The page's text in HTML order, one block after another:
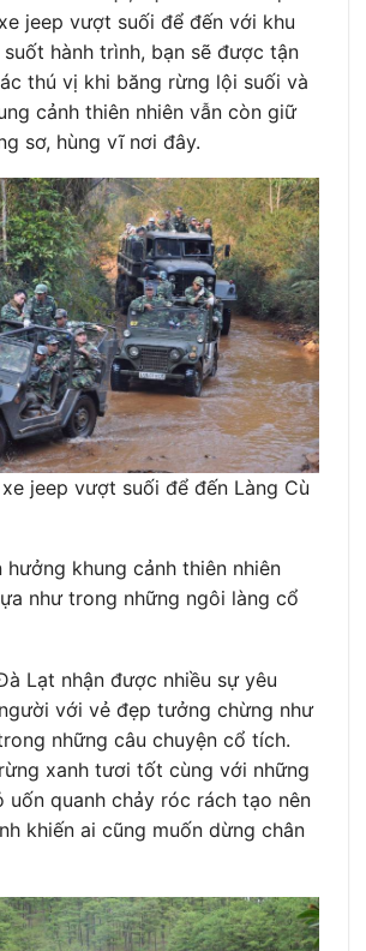
jeep vượt suối để đến với khu
hành trình, bạn sẽ được tận
thú vị khi băng rừng lội suối và
cảnh thiên nhiên vẫn còn giữ
sơ, hùng vĩ nơi đây.
jeep vượt suối để đến Làng Cù
hưởng khung cảnh thiên nhiên
như trong những ngôi làng cổ
Lạt nhận được nhiều sự yêu
với vẻ đẹp tưởng chừng như
những câu chuyện cổ tích.
xanh tươi tốt cùng với những
uốn quanh chảy róc rách tạo nên
khiến ai cũng muốn dừng chân